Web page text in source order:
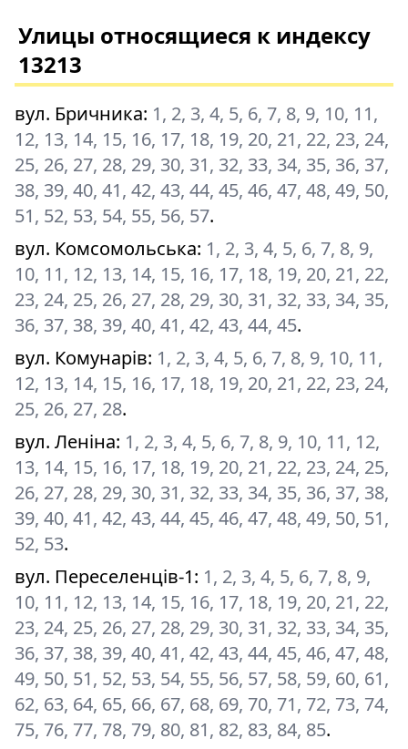
Улицы относящиеся к индексу
13213
вул. Бричника: 1, 2, 3, 4, 5, 6, 7, 8, 9, 10, 11,
12, 13, 14, 15, 16, 17, 18, 19, 20, 21, 22, 23, 24,
25, 26, 27, 28, 29, 30, 31, 32, 33, 34, 35, 36, 37,
38, 39, 40, 41, 42, 43, 44, 45, 46, 47, 48, 49, 50,
51, 52, 53, 54, 55, 56, 57.
вул. Комсомольська: 1, 2, 3, 4, 5, 6, 7, 8, 9,
10, 11, 12, 13, 14, 15, 16, 17, 18, 19, 20, 21, 22,
23, 24, 25, 26, 27, 28, 29, 30, 31, 32, 33, 34, 35,
36, 37, 38, 39, 40, 41, 42, 43, 44, 45.
вул. Комунарів: 1, 2, 3, 4, 5, 6, 7, 8, 9, 10, 11,
12, 13, 14, 15, 16, 17, 18, 19, 20, 21, 22, 23, 24,
25, 26, 27, 28.
вул. Леніна: 1, 2, 3, 4, 5, 6, 7, 8, 9, 10, 11, 12,
13, 14, 15, 16, 17, 18, 19, 20, 21, 22, 23, 24, 25,
26, 27, 28, 29, 30, 31, 32, 33, 34, 35, 36, 37, 38,
39, 40, 41, 42, 43, 44, 45, 46, 47, 48, 49, 50, 51,
52, 53.
вул. Переселенців-1: 1, 2, 3, 4, 5, 6, 7, 8, 9,
10, 11, 12, 13, 14, 15, 16, 17, 18, 19, 20, 21, 22,
23, 24, 25, 26, 27, 28, 29, 30, 31, 32, 33, 34, 35,
36, 37, 38, 39, 40, 41, 42, 43, 44, 45, 46, 47, 48,
49, 50, 51, 52, 53, 54, 55, 56, 57, 58, 59, 60, 61,
62, 63, 64, 65, 66, 67, 68, 69, 70, 71, 72, 73, 74,
75, 76, 77, 78, 79, 80, 81, 82, 83, 84, 85.